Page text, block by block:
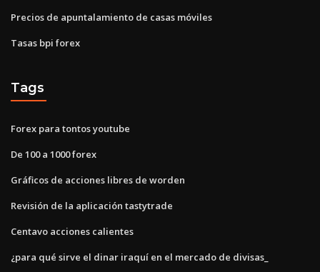
Precios de apuntalamiento de casas móviles
Tasas bpi forex
Tags
Forex para tontos youtube
De 100 a 1000 forex
Gráficos de acciones libres de worden
Revisión de la aplicación tastytrade
Centavo acciones calientes
¿para qué sirve el dinar iraquí en el mercado de divisas_